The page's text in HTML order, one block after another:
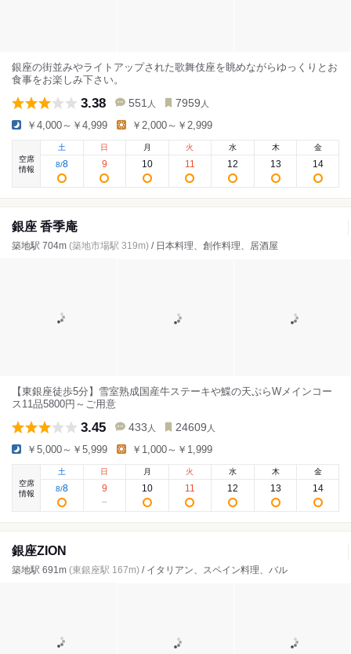
銀座の街並みやライトアップされた歌舞伎座を眺めながらゆっくりとお
食事をお楽しみ下さい。
3.38 551 人 7959 人
￥4,000～￥4,999 ￥2,000～￥2,999
空席
情報
土
8/8
日
9
月
10
火
11
水
12
木
13
金
14
銀座 香季庵
築地駅 704m (築地市場駅 319m) / 日本料理、創作料理、居酒屋
【東銀座徒歩5分】雪室熟成国産牛ステーキや鰈の天ぷらWメインコー
ス11品5800円～ご用意
3.45 433 人 24609 人
￥5,000～￥5,999 ￥1,000～￥1,999
空席
情報
土
8/8
日
9
月
10
火
11
水
12
木
13
金
14
銀座ZION
築地駅 691m (東銀座駅 167m) / イタリアン、スペイン料理、バル